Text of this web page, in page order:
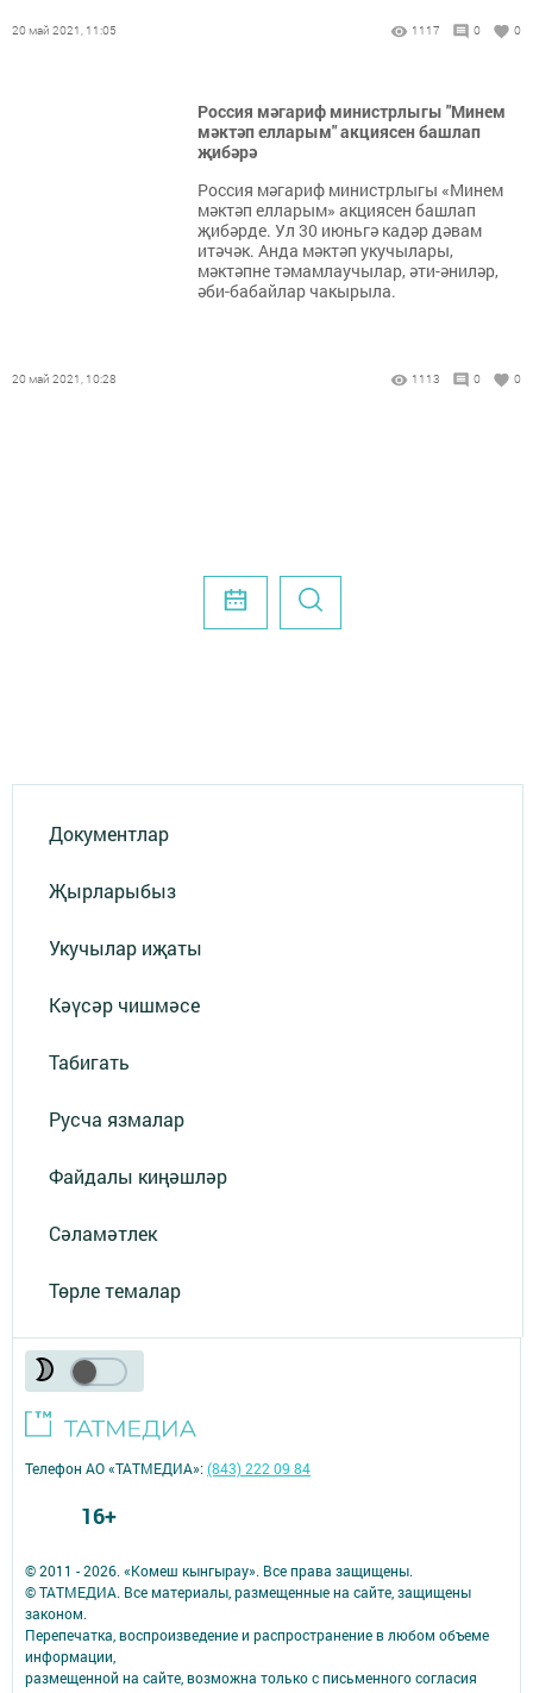
20 май 2021, 11:05 1117 0 0
Россия мәгариф министрлыгы "Минем
мәктәп елларым" акциясен башлап
җибәрә
Россия мәгариф министрлыгы «Минем
мәктәп елларым» акциясен башлап
җибәрде. Ул 30 июньгә кадәр дәвам
итәчәк. Анда мәктәп укучылары,
мәктәпне тәмамлаучылар, әти-әниләр,
әби-бабайлар чакырыла.
20 май 2021, 10:28 1113 0 0
Документлар
Җырларыбыз
Укучылар иҗаты
Кәүсәр чишмәсе
Табигать
Русча язмалар
Файдалы киңәшләр
Сәламәтлек
Төрле темалар
© 2011 - 2026. «Комеш кынгырау». Все права защищены.
© ТАТМЕДИА. Все материалы, размещенные на сайте, защищены
законом.
Перепечатка, воспроизведение и распространение в любом объеме
информации,
размещенной на сайте, возможна только с письменного согласия
Телефон АО «ТАТМЕДИА»:(843) 222 09 84
16+